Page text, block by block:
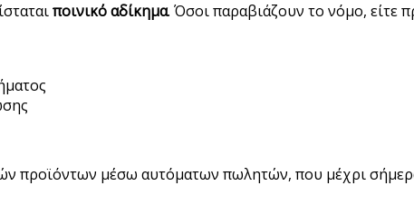
ποινικό αδίκημα. Όσοι παραβιάζουν το νόμο, είτε
προϊόντων μέσω αυτόματων πωλητών, που μέχρι